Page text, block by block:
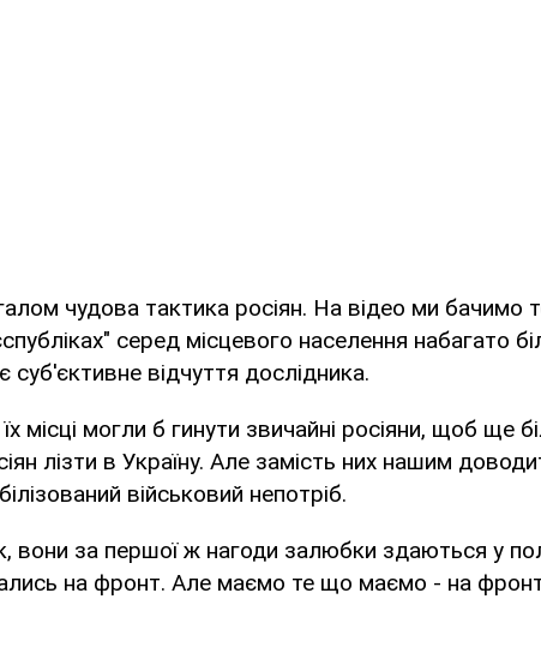
чудова тактика росіян. На відео ми
серед місцевого населення набагато
суб'єктивне відчуття дослідника.
місці могли б гинути звичайні росіяни, щоб ще
лізти в Україну. Але замість них нашим
військовий непотріб.
вони за першої ж нагоди залюбки здаються у
на фронт. Але маємо те що маємо - на